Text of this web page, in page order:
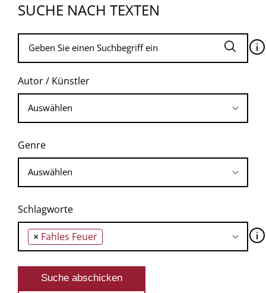
SUCHE NACH TEXTEN
🛈
Autor / Künstler
Genre
Schlagworte
× Fahles Feuer 🛈